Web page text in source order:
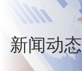
新闻动态